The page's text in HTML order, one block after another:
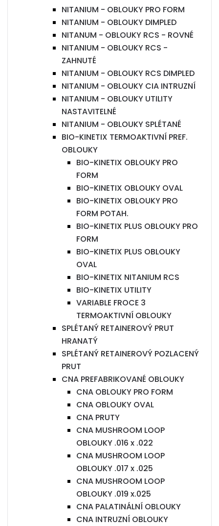
NITANIUM - OBLOUKY PRO FORM
NITANIUM - OBLOUKY DIMPLED
NITANUM - OBLOUKY RCS - ROVNÉ
NITANIUM - OBLOUKY RCS -
ZAHNUTÉ
NITANIUM - OBLOUKY RCS DIMPLED
NITANIUM - OBLOUKY CIA INTRUZNÍ
NITANIUM - OBLOUKY UTILITY
NASTAVITELNÉ
NITANIUM - OBLOUKY SPLÉTANÉ
BIO-KINETIX TERMOAKTIVNÍ PREF.
OBLOUKY
BIO-KINETIX OBLOUKY PRO
FORM
BIO-KINETIX OBLOUKY OVAL
BIO-KINETIX OBLOUKY PRO
FORM POTAH.
BIO-KINETIX PLUS OBLOUKY PRO
FORM
BIO-KINETIX PLUS OBLOUKY
OVAL
BIO-KINETIX NITANIUM RCS
BIO-KINETIX UTILITY
VARIABLE FROCE 3
TERMOAKTIVNÍ OBLOUKY
SPLÉTANÝ RETAINEROVÝ PRUT
HRANATÝ
SPLÉTANÝ RETAINEROVÝ POZLACENÝ
PRUT
CNA PREFABRIKOVANÉ OBLOUKY
CNA OBLOUKY PRO FORM
CNA OBLOUKY OVAL
CNA PRUTY
CNA MUSHROOM LOOP
OBLOUKY .016 x .022
CNA MUSHROOM LOOP
OBLOUKY .017 x .025
CNA MUSHROOM LOOP
OBLOUKY .019 x.025
CNA PALATINÁLNÍ OBLOUKY
CNA INTRUZNÍ OBLOUKY